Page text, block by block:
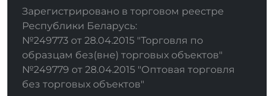
Зарегистрировано в торговом реестре
Республики Беларусь:
№249773 от 28.04.2015 "Торговля по
образцам без(вне) торговых объектов"
№249779 от 28.04.2015 "Оптовая торговля
без торговых объектов"